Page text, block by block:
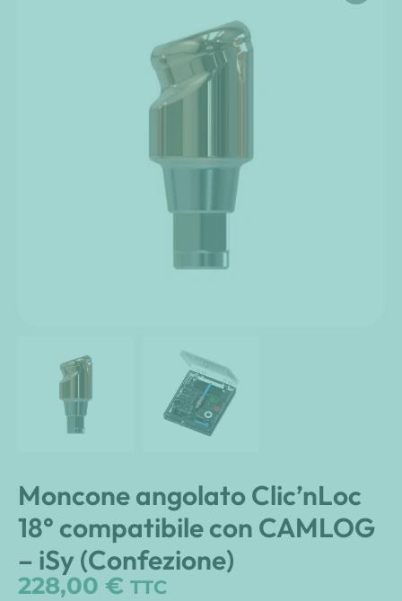
Moncone angolato Clic’nLoc
18° compatibile con CAMLOG
– iSy (Confezione)
228,00 € TTC